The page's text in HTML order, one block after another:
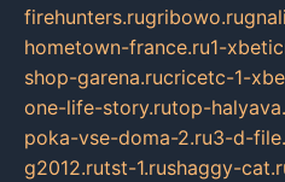
firehunters.rugribowo.ru
hometown-france.ru1-
shop-garena.rucricetc-1-
one-life-story.rutop-
poka-vse-doma-2.ru3-d-
g2012.rutst-1.rushaggy-